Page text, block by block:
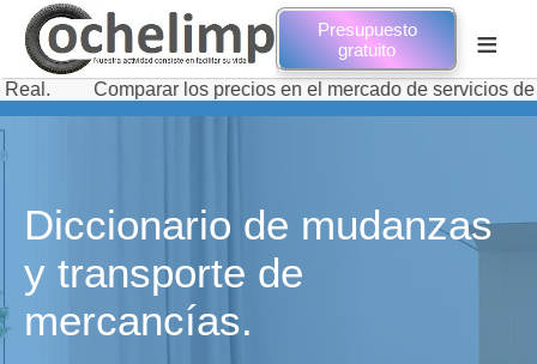
Presupuesto
gratuito
≡
Comparar los precios en el mercado de servicios de
Diccionario de mudanzas
y transporte de
mercancías.